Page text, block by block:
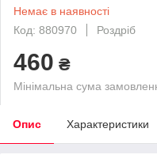
Немає в наявності
Код: 880970
Роздріб
460 ₴
Мінімальна сума
Опис Характеристики